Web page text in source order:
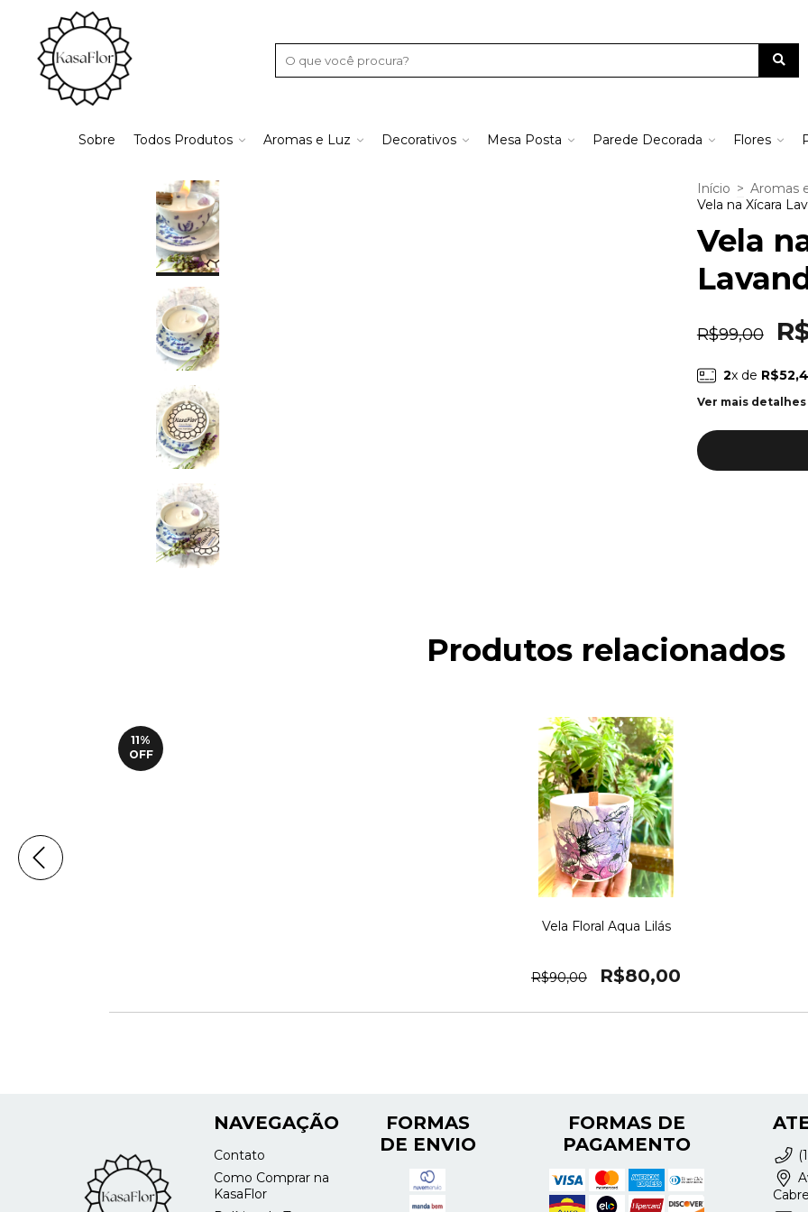
Sobre Todos Produtos Aromas e Luz Decorativos Mesa Posta Parede Decorada Flores
Início > Aromas
Vela na Xícara
Vela
R$99,00
2x de
Ver mais detalhes
Produtos relacionados
11%
OFF
Vela Floral Aqua Lilás
R$90,00 R$80,00
NAVEGAÇÃO
Contato
Como Comprar na
KasaFlor
FORMAS
DE ENVIO
FORMAS DE
PAGAMENTO